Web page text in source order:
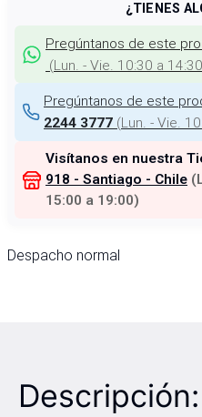
¿TIENES
Pregúntanos de este
(Lun. - Vie. 10:30 a
Pregúntanos de este
2244 3777 (Lun. - Vie.
Visítanos en nuestra
918 - Santiago - Chile (
15:00 a 19:00)
Despacho normal
Descripción: